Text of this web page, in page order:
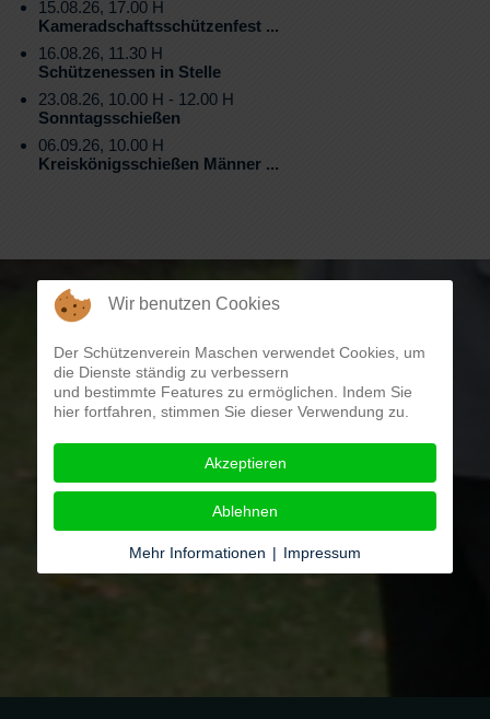
15.08.26, 17.00 H
Kameradschaftsschützenfest ...
16.08.26, 11.30 H
Schützenessen in Stelle
23.08.26, 10.00 H - 12.00 H
Sonntagsschießen
06.09.26, 10.00 H
Kreiskönigsschießen Männer ...
Wir benutzen Cookies
Der Schützenverein Maschen verwendet Cookies, um
die Dienste ständig zu verbessern
und bestimmte Features zu ermöglichen. Indem Sie
hier fortfahren, stimmen Sie dieser Verwendung zu.
Akzeptieren
Ablehnen
Mehr Informationen | Impressum